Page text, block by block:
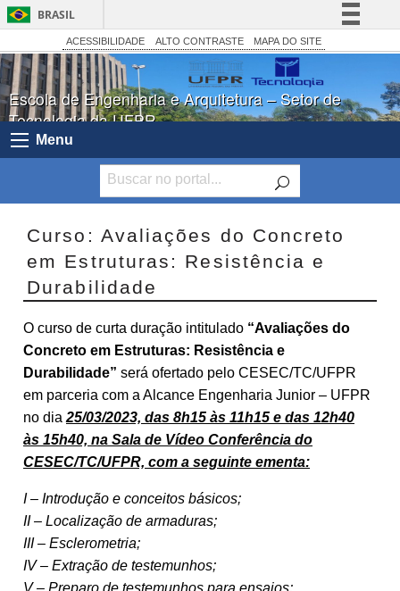
BRASIL
Simplifique!
Comunica BR
Participe
Acesso à informação
Canais
ACESSIBILIDADE ALTO CONTRASTE MAPA DO SITE
Escola de Engenharia e Arquitetura – Setor de
Tecnologia da UFPR
Menu
Curso: Avaliações do Concreto
em Estruturas: Resistência e
Durabilidade
O curso de curta duração intitulado “Avaliações do
Concreto em Estruturas: Resistência e
Durabilidade” será ofertado pelo CESEC/TC/UFPR
em parceria com a Alcance Engenharia Junior – UFPR
no dia 25/03/2023, das 8h15 às 11h15 e das 12h40
às 15h40, na Sala de Vídeo Conferência do
CESEC/TC/UFPR, com a seguinte ementa:
I – Introdução e conceitos básicos;
II – Localização de armaduras;
III – Esclerometria;
IV – Extração de testemunhos;
V – Preparo de testemunhos para ensaios;